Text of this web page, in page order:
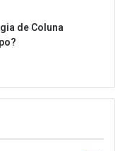
de Coluna